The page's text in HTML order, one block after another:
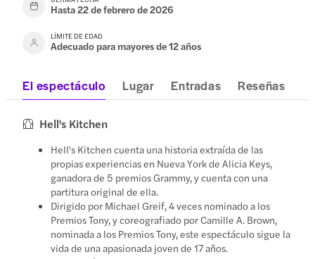
Hasta 22 de febrero de 2026
LÍMITE DE EDAD
Adecuado para mayores de 12 años
El espectáculo Lugar Entradas Reseñas
Hell's Kitchen
Hell's Kitchen cuenta una historia extraída de las
propias experiencias en Nueva York de Alicia Keys,
ganadora de 5 premios Grammy, y cuenta con una
partitura original de ella.
Dirigido por Michael Greif, 4 veces nominado a los
Premios Tony, y coreografiado por Camille A. Brown,
nominada a los Premios Tony, este espectáculo sigue la
vida de una apasionada joven de 17 años.